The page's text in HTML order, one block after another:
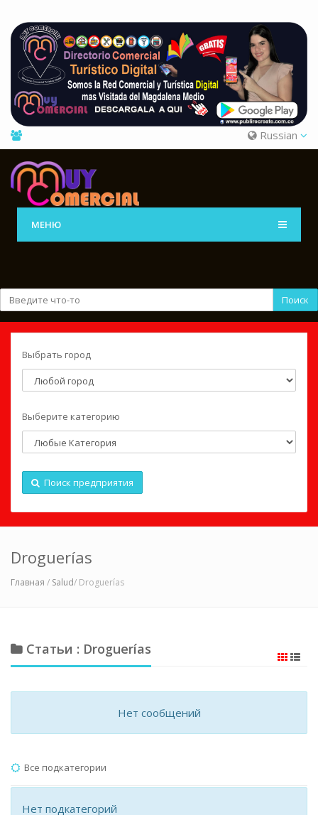
Russian
МЕНЮ
Поиск
Выбрать город
Выберите категорию
Поиск предприятия
Droguerías
Главная / Salud/ Droguerías
Статьи : Droguerías
Нет сообщений
Все подкатегории
Нет подкатегорий